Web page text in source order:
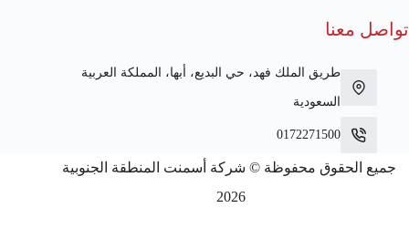
تواصل معنا
طريق الملك فهد، حي البديع، أبها، المملكة العربية
السعودية
0172271500
جميع الحقوق محفوظة © شركة أسمنت المنطقة الجنوبية
2026